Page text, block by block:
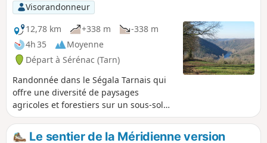
Visorandonneur
12,78 km
+338 m
-338 m
4h 35
Moyenne
Départ à Sérénac (Tarn)
Randonnée dans le Ségala Tarnais qui
offre une diversité de paysages
agricoles et forestiers sur un sous-sol
schisteux profondément entaillé par de
nombreux ruisseaux et rivières affluents
Le sentier de la Méridienne version